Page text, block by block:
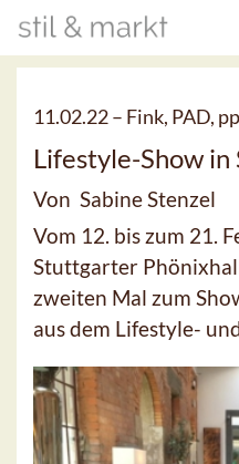
11.02.22 – Fink, PAD,
Lifestyle-Show
Von Sabine Stenzel
Vom 12. bis zum 21.
Stuttgarter
zweiten Mal zum
aus dem Lifestyle-